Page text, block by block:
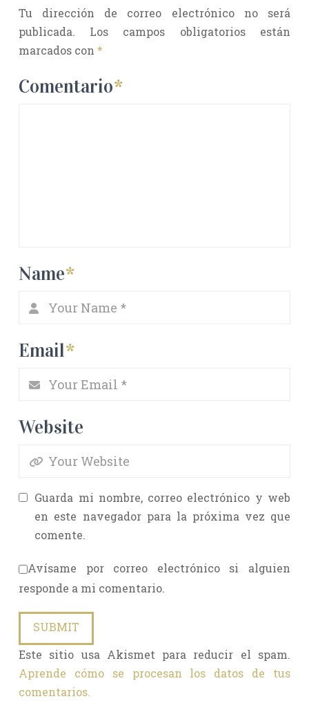
Tu dirección de correo electrónico no será
publicada.
Los campos obligatorios están
marcados con *
Comentario*
Name*
Email*
Website
Guarda mi nombre, correo electrónico y web
en este navegador para la próxima vez que
comente.
Avísame por correo electrónico si alguien
responde a mi comentario.
Este sitio usa Akismet para reducir el spam.
Aprende cómo se procesan los datos de tus
comentarios.